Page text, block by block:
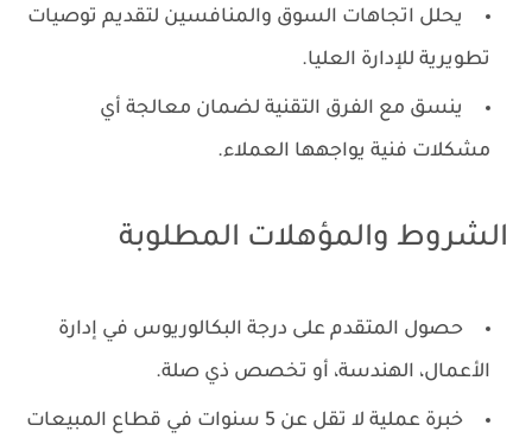
يحلل اتجاهات السوق والمنافسين لتقديم توصيات
تطويرية للإدارة العليا.
ينسق مع الفرق التقنية لضمان معالجة أي
مشكلات فنية يواجهها العملاء.
الشروط والمؤهلات المطلوبة
حصول المتقدم على درجة البكالوريوس في إدارة
الأعمال، الهندسة، أو تخصص ذي صلة.
خبرة عملية لا تقل عن 5 سنوات في قطاع المبيعات